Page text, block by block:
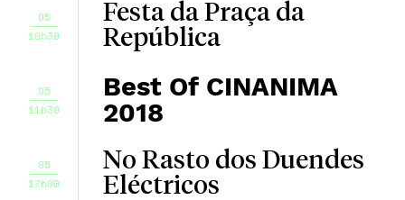
05
10h30
Festa da Praça da
República
05
11h30
Best Of CINANIMA
2018
05
17h00
No Rasto dos Duendes
Eléctricos